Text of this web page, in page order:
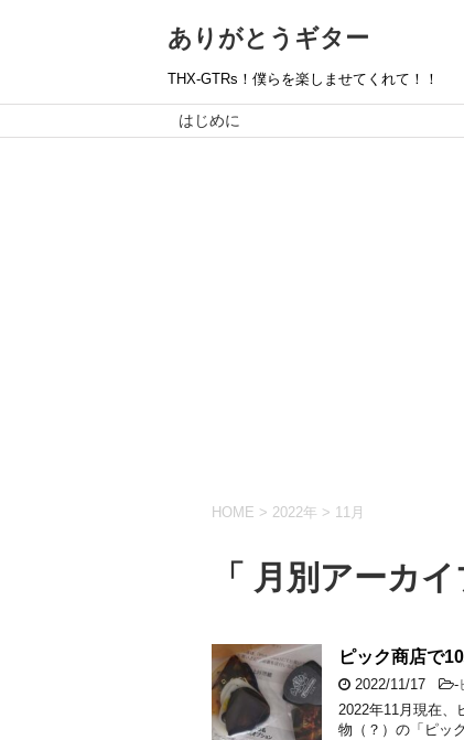
ありがとうギター
THX-GTRs！僕らを楽しませてくれて！！
はじめに
HOME > 2022年 > 11月
「 月別アーカ
ピック商店で
2022/11/17 -
2022年11月現在、
物（？）の「ピッ